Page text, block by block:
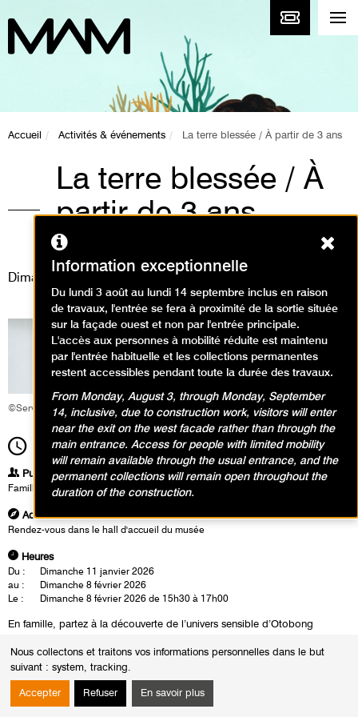
Nous collectons et traitons vos informations personnelles dans le but
suivant : system, tracking.
Accepter Refuser En savoir plus
Accueil Activités & événements La terre blessée / À partir de 3 ans
La terre blessée / À
partir de 3 ans
Animations / Créer en famille
Dimanche 8 février 2026
©Service éducatif et culturel
15h30Durée1h30
Publics
Famille
Adresse
Rendez-vous dans le hall d'accueil du musée
Heures
Du :
Dimanche 11 janvier 2026
au :
Dimanche 8 février 2026
Le :
Dimanche 8 février 2026 de 15h30 à 17h00
En famille, partez à la découverte de l’univers sensible d’Otobong
avec poésie, comment la nature porte les marques du temps et des
actions humaines. Parents et enfants observent matières, textures et
création : chacun compose un petit paysage à soigner, à relier, à
Information exceptionnelle
Du lundi 3 août au lundi 14 septembre inclus en raison
de travaux, l'entrée se fera à proximité de la sortie située
sur la façade ouest et non par l'entrée principale.
L'accès aux personnes à mobilité réduite est maintenu
par l'entrée habituelle et les collections permanentes
restent accessibles pendant toute la durée des travaux.
From Monday, August 3, through Monday, September
14, inclusive, due to construction work, visitors will enter
near the exit on the west facade rather than through the
main entrance. Access for people with limited mobility
will remain available through the usual entrance, and the
permanent collections will remain open throughout the
duration of the construction.